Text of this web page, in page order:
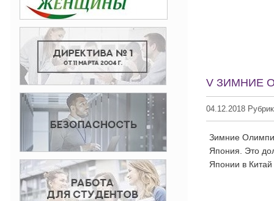
V ЗИМНИЕ
04.12.2018
Зимние
Япония. Это
Японии в Китай